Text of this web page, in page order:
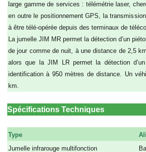
large gamme de services : télémétrie laser,
en outre le positionnement GPS, la
à être télé-opérée depuis des terminaux de
La jumelle JIM MR permet la détection d’un
de jour comme de nuit, à une distance de 2,5
alors que la JIM LR permet la détection
identification à 950 mètres de distance. Un
km.
Spécifications Techniques
Type
Jumelle infrarouge multifonction